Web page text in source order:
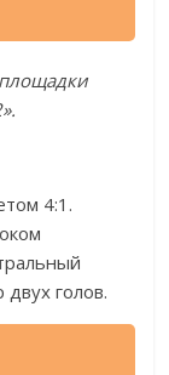
».
4:1.
двух голов.